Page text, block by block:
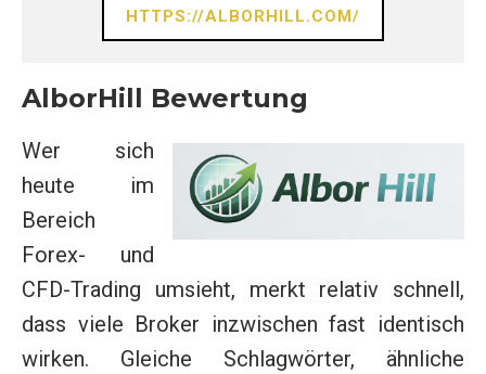
HTTPS://ALBORHILL.COM/
AlborHill Bewertung
Wer sich
heute im
Bereich
Forex- und
CFD-Trading umsieht, merkt relativ schnell,
dass viele Broker inzwischen fast identisch
wirken. Gleiche Schlagwörter, ähnliche